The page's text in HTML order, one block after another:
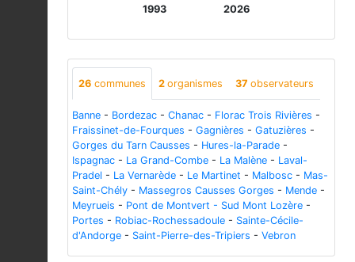
1993 2026
26 communes 2 organismes 37 observateurs
Banne - Bordezac - Chanac - Florac Trois Rivières -
Fraissinet-de-Fourques - Gagnières - Gatuzières -
Gorges du Tarn Causses - Hures-la-Parade -
Ispagnac - La Grand-Combe - La Malène - Laval-
Pradel - La Vernarède - Le Martinet - Malbosc - Mas-
Saint-Chély - Massegros Causses Gorges - Mende -
Meyrueis - Pont de Montvert - Sud Mont Lozère -
Portes - Robiac-Rochessadoule - Sainte-Cécile-
d'Andorge - Saint-Pierre-des-Tripiers - Vebron